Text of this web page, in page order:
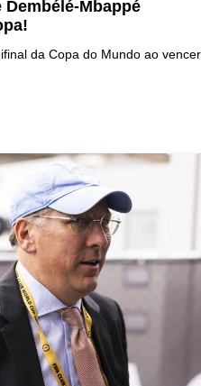
Mbappé
da Copa do Mundo ao vencer